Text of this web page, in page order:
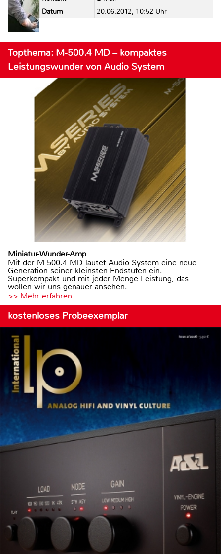
Datum
20.06.2012, 10:52 Uhr
Topthema: M-500.4 MD – kompaktes
Leistungswunder von Audio System
Miniatur-Wunder-Amp
Mit der M-500.4 MD läutet Audio System eine neue
Generation seiner kleinsten Endstufen ein.
Superkompakt und mit jeder Menge Leistung, das
wollen wir uns genauer ansehen.
>> Mehr erfahren
kostenloses Probeexemplar